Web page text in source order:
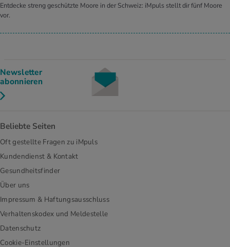
Entdecke streng geschützte Moore in der Schweiz: iMpuls stellt dir fünf Moore
vor.
Newsletter
abonnieren
Beliebte Seiten
Oft gestellte Fragen zu iMpuls
Kundendienst & Kontakt
Gesundheitsfinder
Über uns
Impressum & Haftungsausschluss
Verhaltenskodex und Meldestelle
Datenschutz
Cookie-Einstellungen